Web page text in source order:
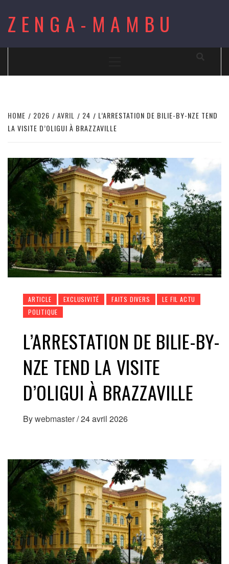
content
ZENGA-MAMBU
HOME 2026 AVRIL 24
L’ARRESTATION DE BILIE-BY-NZE TEND
LA VISITE D’OLIGUI À BRAZZAVILLE
ARTICLE EXCLUSIVITÉ FAITS DIVERS
LE FIL ACTU
POLITIQUE
L’ARRESTATION DE BILIE-BY-
NZE TEND LA VISITE
D’OLIGUI À BRAZZAVILLE
Bywebmaster/24 avril 2026